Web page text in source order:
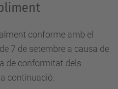
conforme amb el
7 de setembre a causa de
de conformitat dels
continuació.